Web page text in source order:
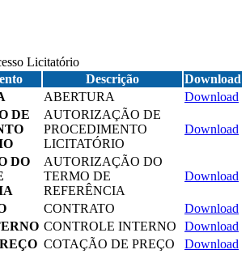
Licitatório
Descrição
Download
ABERTURA
Download
DE
AUTORIZAÇÃO DE
PROCEDIMENTO
LICITATÓRIO
Download
DO
AUTORIZAÇÃO DO
TERMO DE
REFERÊNCIA
Download
CONTRATO
Download
CONTROLE INTERNO
Download
COTAÇÃO DE PREÇO
Download